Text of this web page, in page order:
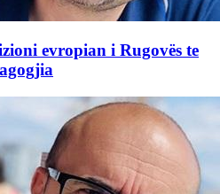
evropian i Rugovës te